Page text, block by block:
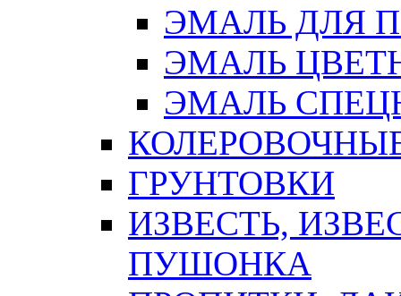
ЭМАЛЬ ДЛЯ
ЭМАЛЬ
ЭМАЛЬ
ГРУНТОВКИ
ИЗВЕСТЬ,
ПУШОНКА